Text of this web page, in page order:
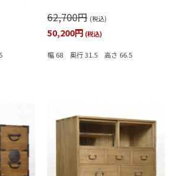
62,700円 (税込)
50,200円 (税込)
幅 68 奥行 31.5 高さ 66.5